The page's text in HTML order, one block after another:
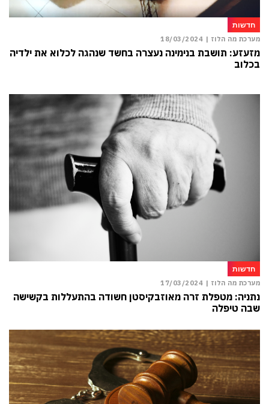
חדשות
מערכת מה הלוז | 18/03/2024
מזעזע: תושבת בנימינה נעצרה בחשד שנהגה לכלוא את ילדיה
בכלוב
חדשות
מערכת מה הלוז | 17/03/2024
נתניה: מטפלת זרה מאוזבקיסטן חשודה בהתעללות בקשישה
שבה טיפלה